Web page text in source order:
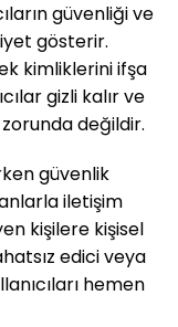
güvenliği ve
gösterir.
kimliklerini ifşa
gizli kalır ve
değildir.
güvenlik
iletişim
kişilere kişisel
edici veya
hemen